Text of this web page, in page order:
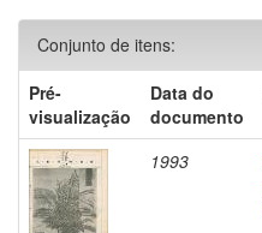
Conjunto de itens:
Pré-
visualização
Data do
documento
1993